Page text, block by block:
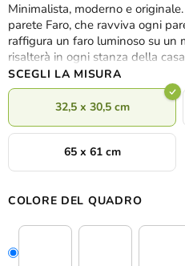
Minimalista, moderno e
parete Faro, che ravviva ogni
raffigura un faro luminoso su un
risalterà in ogni stanza della
SCEGLI LA MISURA
32,5 x 30,5 cm
65 x 61 cm
COLORE DEL QUADRO